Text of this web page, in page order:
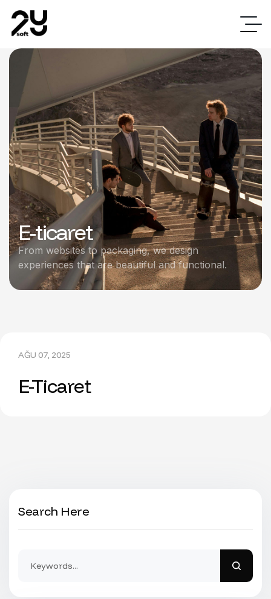
E-ticaret
From websites to packaging, we design
experiences that are beautiful and functional.
AĞU 07, 2025
E-Ticaret
Search Here